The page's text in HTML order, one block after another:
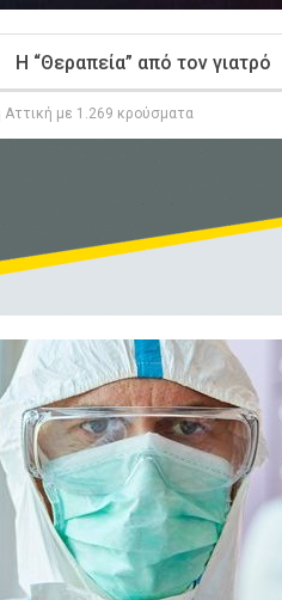
Η “Θεραπεία” από τον γιατρό
Αττική με 1.269 κρούσματα